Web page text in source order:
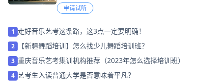
申请试听
1 走好音乐艺考这条路，这3点一定要明确！
2 【新疆舞蹈培训】怎么找少儿舞蹈培训班？
3 重庆音乐艺考集训机构推荐（2023年怎么选择培训班）
4 艺考生入读普通大学是否意味着平凡？